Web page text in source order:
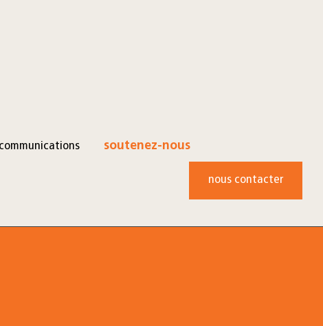
communications soutenez-nous
nous contacter